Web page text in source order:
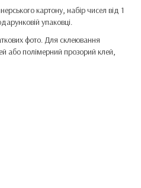
картону, набір чисел від 1
упаковці.
фото. Для склеювання
або полімерний прозорий клей,